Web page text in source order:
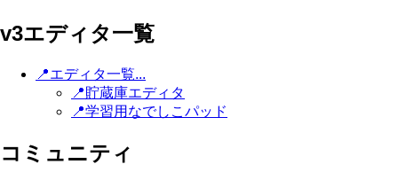
v3エディタ一覧
📍エディタ一覧...
📍貯蔵庫エディタ
📍学習用なでしこパッド
コミュニティ